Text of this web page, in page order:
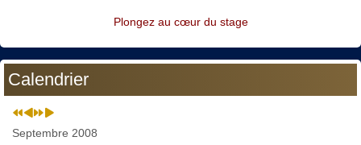
Plongez au cœur du stage
Calendrier
Septembre 2008